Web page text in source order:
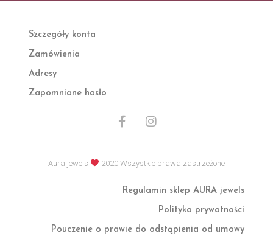
Szczegóły konta
Zamówienia
Adresy
Zapomniane hasło
F
e
b
o
f
I
t
a
r
Aura jewels 2020 Wszystkie prawa zastrzeżone
Regulamin sklep AURA jewels
Polityka prywatności
Pouczenie o prawie do odstąpienia od umowy